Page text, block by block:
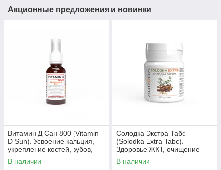
Акционные предложения и новинки
Витамин Д Сан 800 (Vitamin
D Sun). Усвоение кальция,
укрепление костей, зубов,
поддержка иммунной,
нервной систем
В наличии
Солодка Экстра Табс
(Solodka Extra Tabc).
Здоровье ЖКТ, очищение
бронхов и лимфодренаж
В наличии